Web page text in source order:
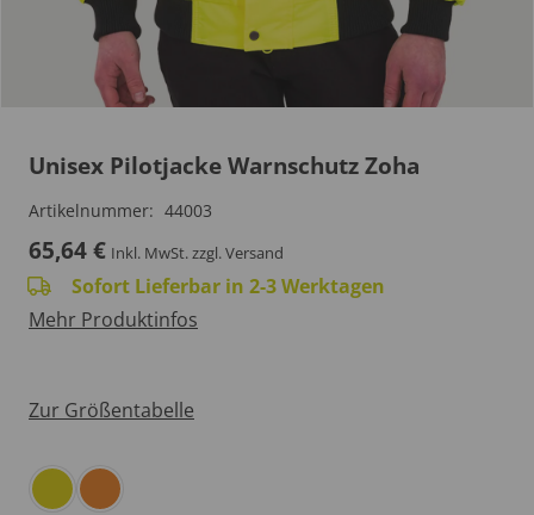
Unisex Pilotjacke Warnschutz Zoha
Artikelnummer: 44003
65,64€ Inkl. MwSt.zzgl. Versand
Sofort Lieferbar in 2-3 Werktagen
Mehr Produktinfos
Zur Größentabelle